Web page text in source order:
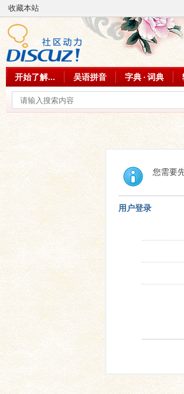
收藏本站
开始了解... 吴语拼音 字典 · 词典
您需要
用户登录